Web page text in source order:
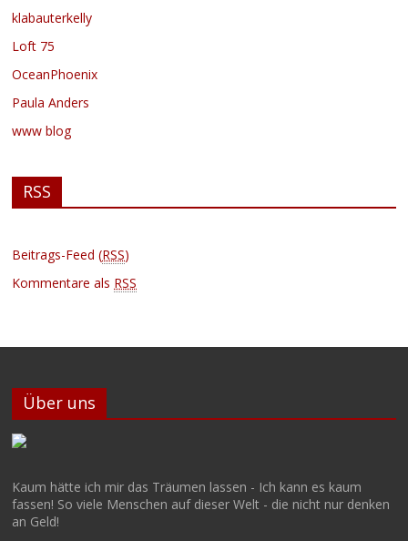
klabauterkelly
Loft 75
OceanPhoenix
Paula Anders
www blog
RSS
Beitrags-Feed (RSS)
Kommentare als RSS
Über uns
Kaum hätte ich mir das Träumen lassen - Ich kann es kaum
fassen! So viele Menschen auf dieser Welt - die nicht nur denken
an Geld!